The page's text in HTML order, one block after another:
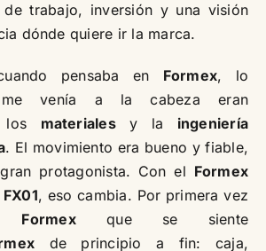
de trabajo, inversión y una visión
dónde quiere ir la marca.
pensaba en Formex, lo
venía a la cabeza eran
materialesy la ingeniería
. El movimiento era bueno y fiable,
protagonista. Con el Formex
, eso cambia. Por primera vez
Formexque se siente
de principio a fin: caja,